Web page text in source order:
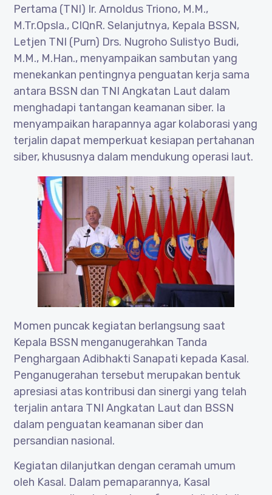
Pertama (TNI) Ir. Arnoldus Triono, M.M.,
M.Tr.Opsla., CIQnR. Selanjutnya, Kepala BSSN,
Letjen TNI (Purn) Drs. Nugroho Sulistyo Budi,
M.M., M.Han., menyampaikan sambutan yang
menekankan pentingnya penguatan kerja sama
antara BSSN dan TNI Angkatan Laut dalam
menghadapi tantangan keamanan siber. Ia
menyampaikan harapannya agar kolaborasi yang
terjalin dapat memperkuat kesiapan pertahanan
siber, khususnya dalam mendukung operasi laut.
Momen puncak kegiatan berlangsung saat
Kepala BSSN menganugerahkan Tanda
Penghargaan Adibhakti Sanapati kepada Kasal.
Penganugerahan tersebut merupakan bentuk
apresiasi atas kontribusi dan sinergi yang telah
terjalin antara TNI Angkatan Laut dan BSSN
dalam penguatan keamanan siber dan
persandian nasional.
Kegiatan dilanjutkan dengan ceramah umum
oleh Kasal. Dalam pemaparannya, Kasal